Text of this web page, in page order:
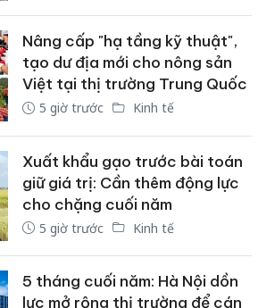
Nâng cấp "hạ tầng kỹ thuật",
tạo dư địa mới cho nông sản
Việt tại thị trường Trung Quốc
5 giờ trước Kinh tế
Xuất khẩu gạo trước bài toán
giữ giá trị: Cần thêm động lực
cho chặng cuối năm
5 giờ trước Kinh tế
5 tháng cuối năm: Hà Nội dồn
lực mở rộng thị trường để cán